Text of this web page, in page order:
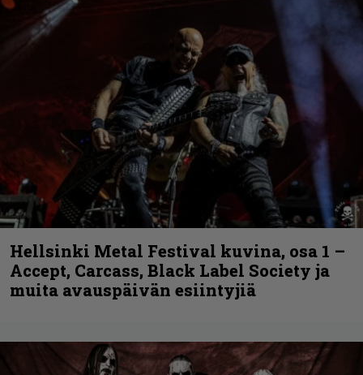
Hellsinki Metal Festival kuvina, osa 1 –
Accept, Carcass, Black Label Society ja
muita avauspäivän esiintyjiä